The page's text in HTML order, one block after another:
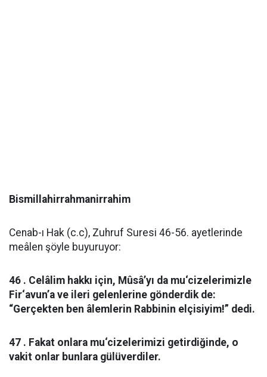
Bismillahirrahmanirrahim
Cenab-ı Hak (c.c), Zuhruf Suresi 46-56. ayetlerinde
meâlen şöyle buyuruyor:
46 . Celâlim hakkı için, Mûsâ’yı da mu‘cizelerimizle
Fir‘avun’a ve ileri gelenlerine gönderdik de:
“Gerçekten ben âlemlerin Rabbinin elçisiyim!” dedi.
47 . Fakat onlara mu‘cizelerimizi getirdiğinde, o
vakit onlar bunlara gülüverdiler.